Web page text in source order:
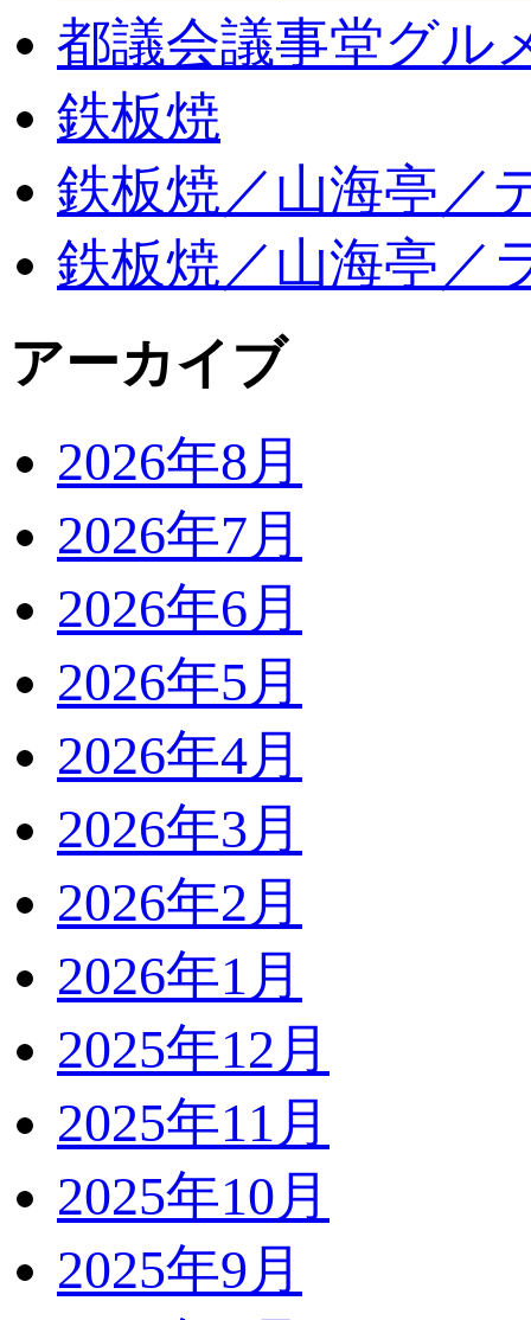
都議会議事堂グル
鉄板焼
鉄板焼／山海亭／
鉄板焼／山海亭／
アーカイブ
2026年8月
2026年7月
2026年6月
2026年5月
2026年4月
2026年3月
2026年2月
2026年1月
2025年12月
2025年11月
2025年10月
2025年9月